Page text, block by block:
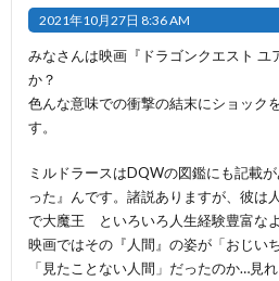
2021年10月27日 8:36 AM
みなさんは映画『ドラゴンクエスト ユ
か？
色んな意味での衝撃の結末にショック
す。
ミルドラースはDQWの図鑑にも記載
った』んです。諸説ありますが、彼
で大魔王 といろいろ人生経験豊富なよ
映画ではその『人間』の姿が「おじい
「見たことない人間」だったのか…見